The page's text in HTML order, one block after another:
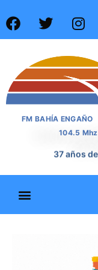
FM BAHÍA ENGAÑO
104.5 Mhz
37 años